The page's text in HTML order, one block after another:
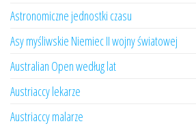
Astronomiczne jednostki czasu
Asy myśliwskie Niemiec II wojny światowej
Australian Open według lat
Austriaccy lekarze
Austriaccy malarze